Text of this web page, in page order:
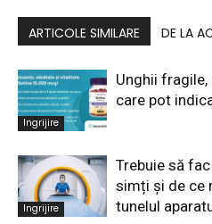
ARTICOLE SIMILARE DE LA
Ingrijire
Unghii
care pot
Ingrijire
Trebuie să
simți și de ce
tunelul